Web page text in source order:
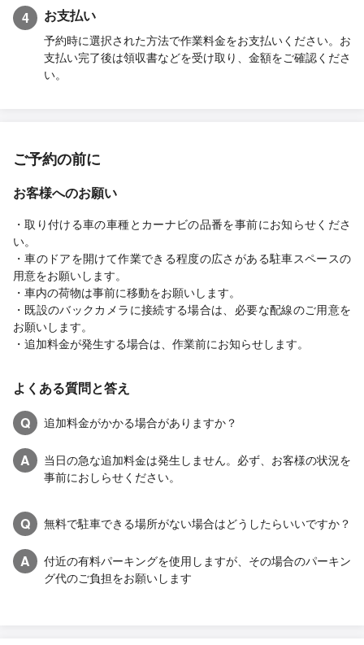
4 お支払い
予約時に選択された方法で作業料金をお支払いください。お
支払い完了後は領収書などを受け取り、金額をご確認くださ
い。
ご予約の前に
お客様へのお願い
・取り付ける車の車種とカーナビの品番を事前にお知らせくださ
い。
・車のドアを開けて作業できる程度の広さがある駐車スペースの
用意をお願いします。
・車内の荷物は事前に移動をお願いします。
・既設のバックカメラに接続する場合は、必要な配線のご用意を
お願いします。
・追加料金が発生する場合は、作業前にお知らせします。
よくある質問と答え
Q
追加料金がかかる場合がありますか？
A
当日の急な追加料金は発生しません。必ず、お客様の状況を
事前におしらせください。
Q 無料で駐車できる場所がない場合はどうしたらいいですか？
A
付近の有料パーキングを使用しますが、その場合のパーキン
グ代のご負担をお願いします